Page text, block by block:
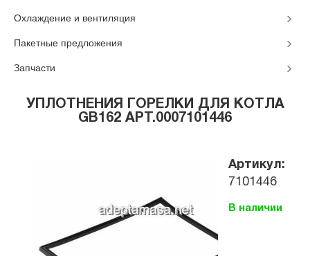
УПЛОТНЕНИЯ ГОРЕЛКИ ДЛЯ КОТЛА
GB162 АРТ.0007101446
Артикул:
7101446
В наличии
Охлаждение и вентиляция
Пакетные предложения
Запчасти